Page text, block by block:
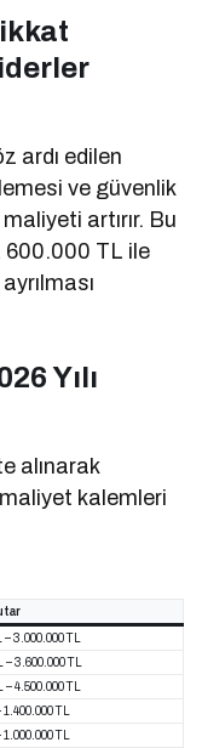
ardı edilen
ve güvenlik
artırır. Bu
600.000 TL ile
Yılı
alınarak
kalemleri
3.000.000 TL
3.600.000 TL
4.500.000 TL
TL
TL